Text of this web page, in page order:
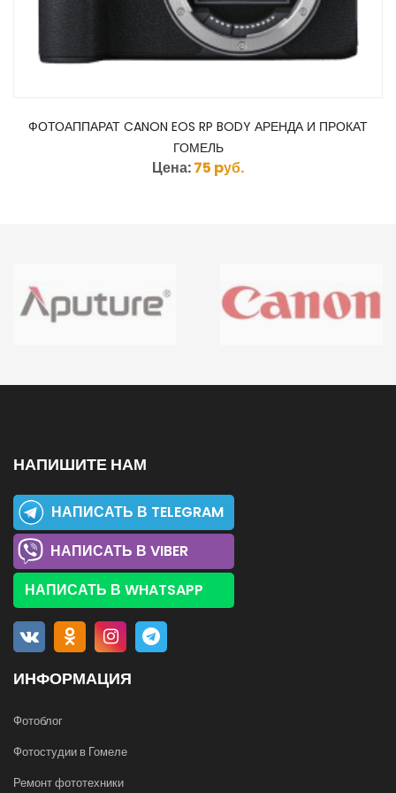
ФОТОАППАРАТ CANON EOS RP BODY АРЕНДА И ПРОКАТ
ГОМЕЛЬ
Цена:75 pуб.
НАПИШИТЕ НАМ
НАПИСАТЬ В TELEGRAM
НАПИСАТЬ В VIBER
НАПИСАТЬ В WHATSAPP
ИНФОРМАЦИЯ
Фотоблог
Фотостудии в Гомеле
Ремонт фототехники